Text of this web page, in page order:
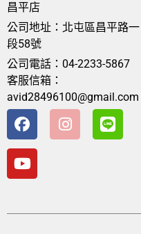
昌平店
公司地址：北屯區昌平路一
段58號
公司電話：04-2233-5867
客服信箱：
avid28496100@gmail.com